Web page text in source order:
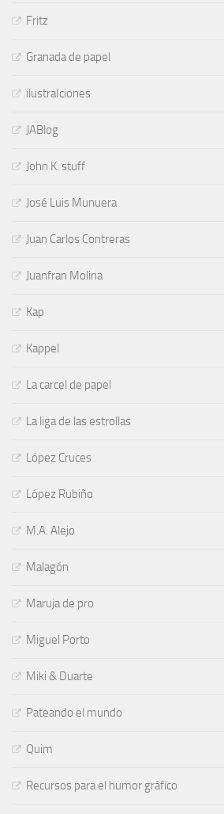
Fritz
Granada de papel
ilustraIciones
JABlog
John K. stuff
José Luis Munuera
Juan Carlos Contreras
Juanfran Molina
Kap
Kappel
La carcel de papel
La liga de las estrollas
López Cruces
López Rubiño
M.A. Alejo
Malagón
Maruja de pro
Miguel Porto
Miki & Duarte
Pateando el mundo
Quim
Recursos para el humor gráfico